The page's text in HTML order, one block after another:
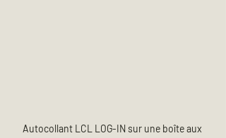
Autocollant LCL LOG-IN sur une boîte aux